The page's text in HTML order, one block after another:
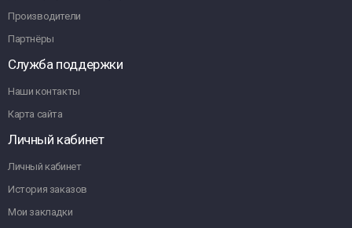
Производители
Партнёры
Служба поддержки
Наши контакты
Карта сайта
Личный кабинет
Личный кабинет
История заказов
Мои закладки